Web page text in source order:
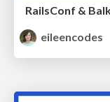
eileencodes